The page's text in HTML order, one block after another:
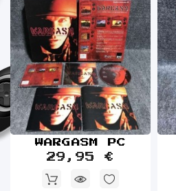
WARGASM PC
29,95 €